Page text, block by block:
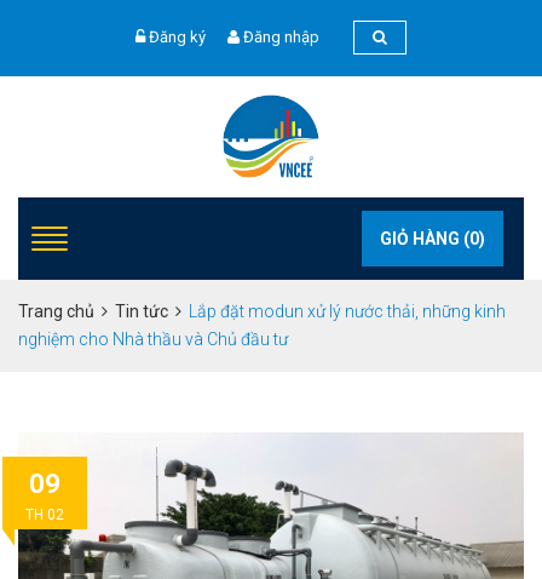
Đăng ký Đăng nhập
GIỎ HÀNG (0)
Trang chủ Tin tức
Lắp đặt modun xử lý nước thải, những kinh
nghiệm cho Nhà thầu và Chủ đầu tư
09
TH 02